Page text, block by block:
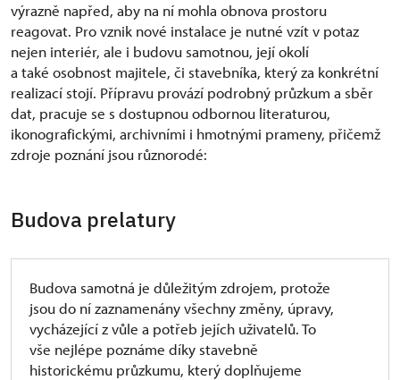
výrazně napřed, aby na ní mohla obnova prostoru
reagovat. Pro vznik nové instalace je nutné vzít v potaz
nejen interiér, ale i budovu samotnou, její okolí
a také osobnost majitele, či stavebníka, který za konkrétní
realizací stojí. Přípravu provází podrobný průzkum a sběr
dat, pracuje se s dostupnou odbornou literaturou,
ikonografickými, archivními i hmotnými prameny, přičemž
zdroje poznání jsou různorodé:
Budova prelatury
Budova samotná je důležitým zdrojem, protože
jsou do ní zaznamenány všechny změny, úpravy,
vycházející z vůle a potřeb jejích uživatelů. To
vše nejlépe poznáme díky stavebně
historickému průzkumu, který doplňujeme